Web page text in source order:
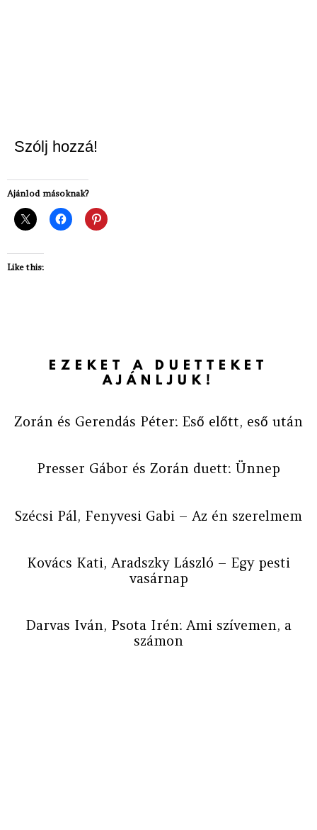
Szólj hozzá!
Ajánlod másoknak?
Like this:
EZEKET A DUETTEKET
AJÁNLJUK!
Zorán és Gerendás Péter: Eső előtt, eső után
Presser Gábor és Zorán duett: Ünnep
Szécsi Pál, Fenyvesi Gabi – Az én szerelmem
Kovács Kati, Aradszky László – Egy pesti
vasárnap
Darvas Iván, Psota Irén: Ami szívemen, a
számon